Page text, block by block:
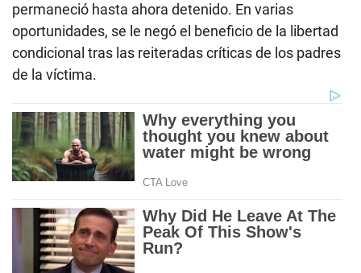
permaneció hasta ahora detenido. En varias
oportunidades, se le negó el beneficio de la libertad
condicional tras las reiteradas críticas de los padres
de la víctima.